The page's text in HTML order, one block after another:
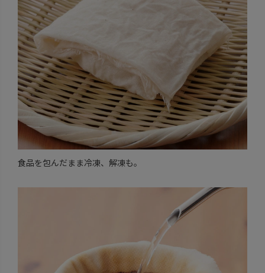
食品を包んだまま冷凍、解凍も。